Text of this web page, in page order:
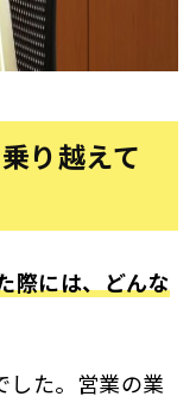
り越えて
際には、どんな
した。営業の業